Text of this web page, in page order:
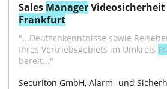
Sales Manager
Frankfurt
"...Deutschkenntnisse sowie
Ihres Vertriebsgebiets im Umkreis
bereit..."
Securiton GmbH, Alarm- und